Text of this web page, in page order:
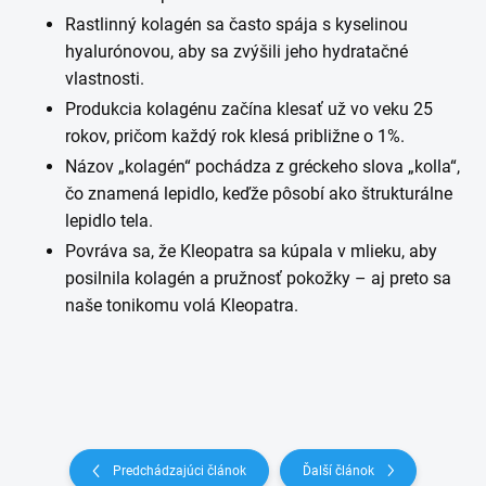
Rastlinný kolagén sa často spája s kyselinou
hyalurónovou, aby sa zvýšili jeho hydratačné
vlastnosti.
Produkcia kolagénu začína klesať už vo veku 25
rokov, pričom každý rok klesá približne o 1%.
Názov „kolagén“ pochádza z gréckeho slova „kolla“,
čo znamená lepidlo, keďže pôsobí ako štrukturálne
lepidlo tela.
Povráva sa, že Kleopatra sa kúpala v mlieku, aby
posilnila kolagén a pružnosť pokožky – aj preto sa
naše tonikomu volá Kleopatra.
Predchádzajúci článok Ďalší článok